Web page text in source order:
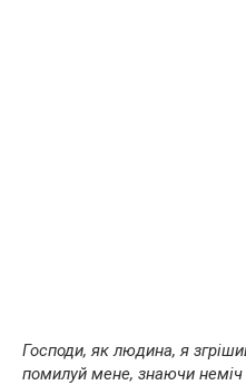
Господи, як людина, я
помилуй мене, знаючи